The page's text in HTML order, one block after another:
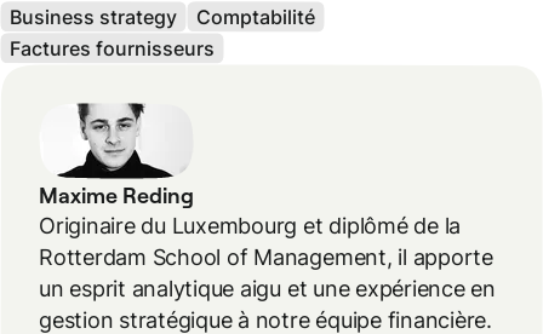
Business strategy
Comptabilité
Factures fournisseurs
Maxime Reding
Originaire du Luxembourg et diplômé de la
Rotterdam School of Management, il apporte
un esprit analytique aigu et une expérience en
gestion stratégique à notre équipe financière.